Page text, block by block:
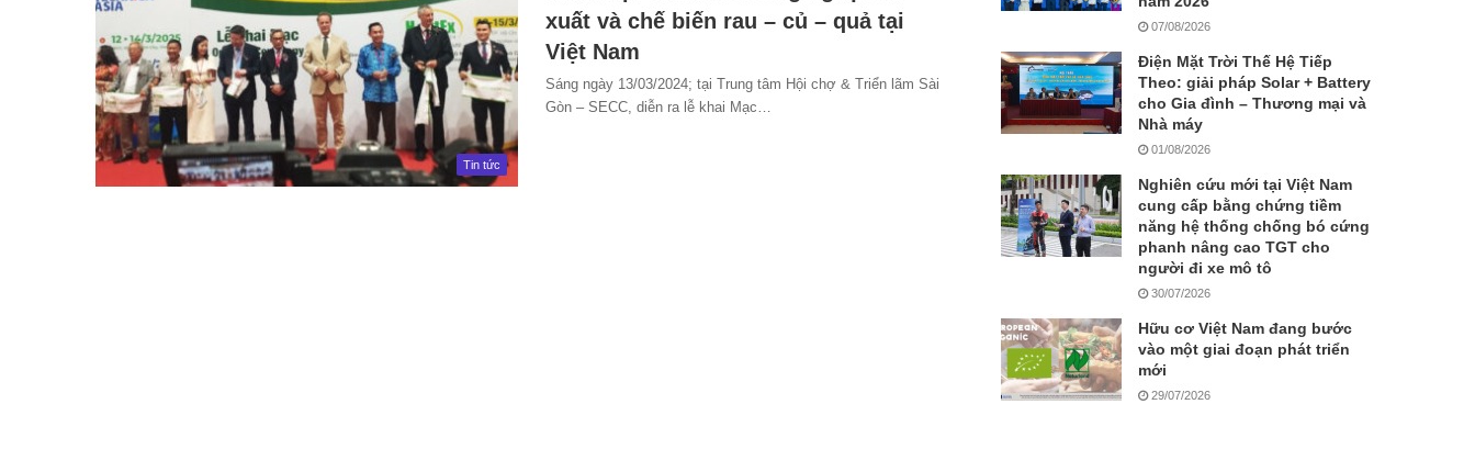
Tin tức
xuất và chế biến rau – củ – quả tại
Việt Nam
Sáng ngày 13/03/2024; tại Trung tâm Hội chợ & Triển lãm Sài
Gòn – SECC, diễn ra lễ khai Mạc…
07/08/2026
Điện Mặt Trời Thế Hệ Tiếp
Theo: giải pháp Solar + Battery
cho Gia đình – Thương mại và
Nhà máy
01/08/2026
Nghiên cứu mới tại Việt Nam
cung cấp bằng chứng tiềm
năng hệ thống chống bó cứng
phanh nâng cao TGT cho
người đi xe mô tô
30/07/2026
Hữu cơ Việt Nam đang bước
vào một giai đoạn phát triển
mới
29/07/2026